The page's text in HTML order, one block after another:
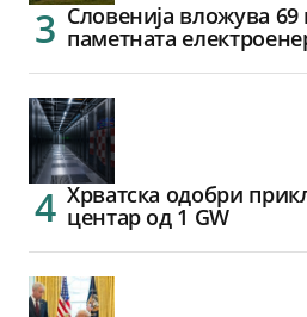
Словенија вложува
паметната
Хрватска одобри
центар од 1 GW